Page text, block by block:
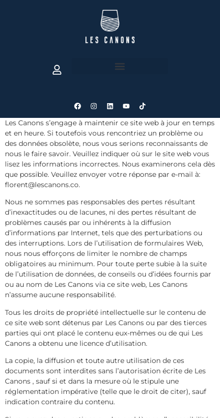
Les Canons s’engage à maintenir ce site web à jour en temps
et en heure. Si toutefois vous rencontriez un problème ou
des données obsolète, nous vous serions reconnaissants de
nous le faire savoir. Veuillez indiquer où sur le site web vous
lisez les informations incorrectes. Nous examinerons cela dès
que possible. Veuillez envoyer votre réponse par e-mail à:
florent@lescanons.co.
Nous ne sommes pas responsables des pertes résultant
d’inexactitudes ou de lacunes, ni des pertes résultant de
problèmes causés par ou inhérents à la diffusion
d’informations par Internet, tels que des perturbations ou
des interruptions. Lors de l’utilisation de formulaires Web,
nous nous efforçons de limiter le nombre de champs
obligatoires au minimum. Pour toute perte subie à la suite
de l’utilisation de données, de conseils ou d’idées fournis par
ou au nom de Les Canons via ce site web, Les Canons
n’assume aucune responsabilité.
Tous les droits de propriété intellectuelle sur le contenu de
ce site web sont détenus par Les Canons ou par des tierces
parties qui ont placé le contenu eux-mêmes ou de qui Les
Canons a obtenu une licence d’utilisation.
La copie, la diffusion et toute autre utilisation de ces
documents sont interdites sans l’autorisation écrite de Les
Canons , sauf si et dans la mesure où le stipule une
réglementation impérative (telle que le droit de citer), sauf
indication contraire du contenu.